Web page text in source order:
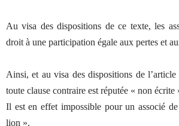
Au visa des dispositions de ce texte, les
droit à une participation égale aux pertes et
Ainsi, et au visa des dispositions de
toute clause contraire est réputée « non écrite
Il est en effet impossible pour un associé
lion ».